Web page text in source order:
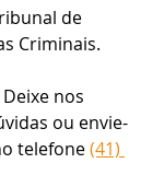
de
Criminais.
nos
ou envie-
telefone (41)